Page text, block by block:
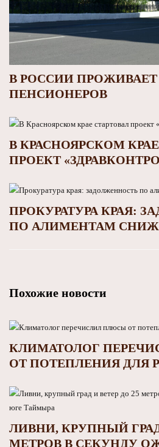
В РОССИИ
ПЕНСИОНЕРОВ
В КРАСНОЯРСКОМ
ПРОЕКТ
ПРОКУРАТУРА КРАЯ:
ПО АЛИМЕНТАМ
Похожие новости
КЛИМАТОЛОГ
ОТ ПОТЕПЛЕНИЯ ДЛЯ
ЛИВНИ, КРУПНЫЙ ГРАД
МЕТРОВ В СЕКУНДУ